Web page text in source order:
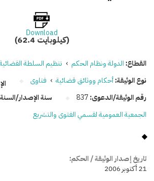
Download
(62.4 كيلوبايت)
القطاع: الدولة ونظام الحكم › تنظيم السلطة
نوع الوثيقة:أحكام ووثائق قضائية › فتاوى
رقم الوثيقة/الدعوى:837 سنة الإصدار/
الجمعية العمومية لقسمي الفتوى والتشريع
تاريخ إصدار الوثيقة / الحكم:
21 أكتوبر 2006